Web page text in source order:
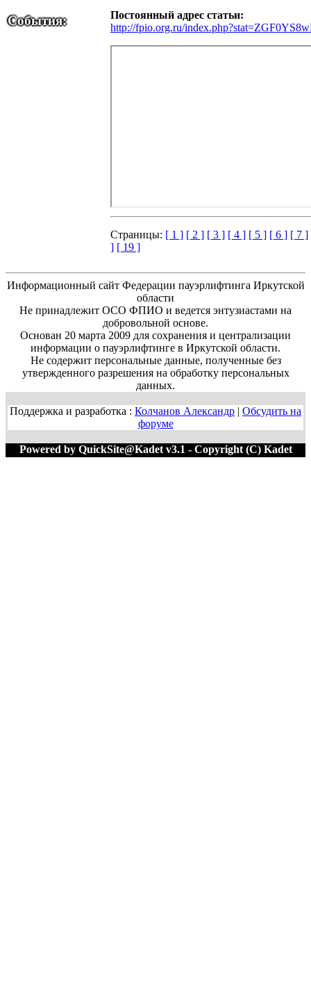
События:
Постоянный адрес статьи:
http://fpio.org.ru/
Страницы: [ 1 ] [ 2 ] [ 3 ] [ 4 ] [ 5 ] [ 6 ] [ 7 ]
] [ 19 ]
Информационный сайт Федерации пауэрлифтинга Иркутской
области
Не принадлежит ОСО ФПИО и ведется энтузиастами на
добровольной основе.
Основан 20 марта 2009 для сохранения и централизации
информации о пауэрлифтинге в Иркутской области.
Не содержит персональные данные, полученные без
утвержденного разрешения на обработку персональных
данных.
Поддержка и разработка : Колчанов Александр | Обсудить на
форуме
Powered by QuickSite@Kadet v3.1 - Copyright (C) Kadet